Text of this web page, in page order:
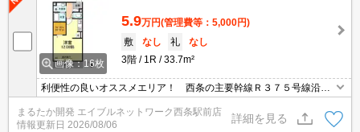
画像：16枚
5.9万円(管理費等：5,000円)
敷
なし 礼
なし
3階
1R 33.7m²
利便性の良いオススメエリア！ 西条の主要幹線Ｒ３７５号線沿
い！ 大型ショッピングセンターにも出やすく、その他沿線には、
コンビニ、飲食店、ドラッグストア、病院など一人暮らしに欠かせ
ない施設やお店あ多数点在する利便性の良いエリアです♪
まるたか開発 エイブルネットワーク西条駅前店
情報更新日 2026/08/06
詳細を見る